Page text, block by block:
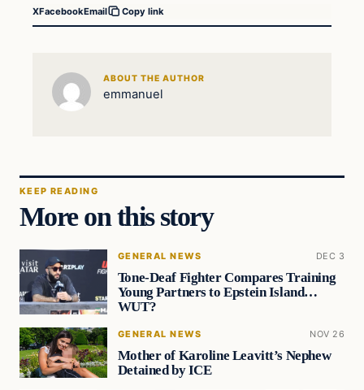
XFacebookEmail Copy link
ABOUT THE AUTHOR
emmanuel
KEEP READING
More on this story
GENERAL NEWS DEC 3
Tone-Deaf Fighter Compares Training
Young Partners to Epstein Island…
WUT?
GENERAL NEWS NOV 26
Mother of Karoline Leavitt’s Nephew
Detained by ICE